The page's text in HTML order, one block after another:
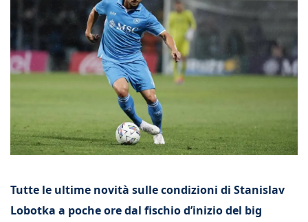
Tutte le ultime novità sulle condizioni di Stanislav
Lobotka a poche ore dal fischio d’inizio del big